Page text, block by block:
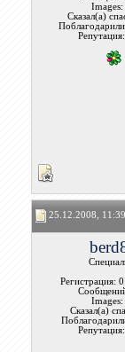
Images:
Сказал(а)
25.12.2008, 11:39
Регистрация:
Images:
Сказал(а)
Репутация: